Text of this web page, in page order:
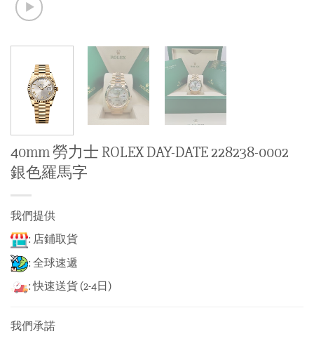
40mm 勞力士 ROLEX DAY-DATE 228238-0002
銀色羅馬字
我們提供
: 店鋪取貨
: 全球速遞
: 快速送貨 (2-4日)
我們承諾